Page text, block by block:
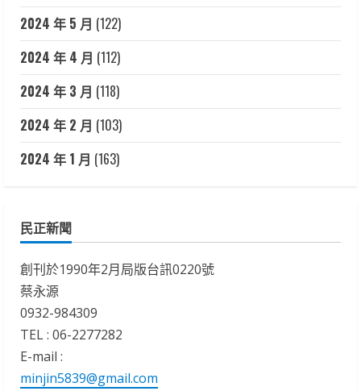
2024 年 5 月 (122)
2024 年 4 月 (112)
2024 年 3 月 (118)
2024 年 2 月 (103)
2024 年 1 月 (163)
民正新聞
創刊於1990年2月局版台訊0220號
蔡永源
0932-984309
TEL : 06-2277282
E-mail :
minjin5839@gmail.com